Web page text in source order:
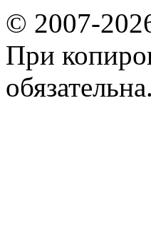
© 2007-
При
обязательна.